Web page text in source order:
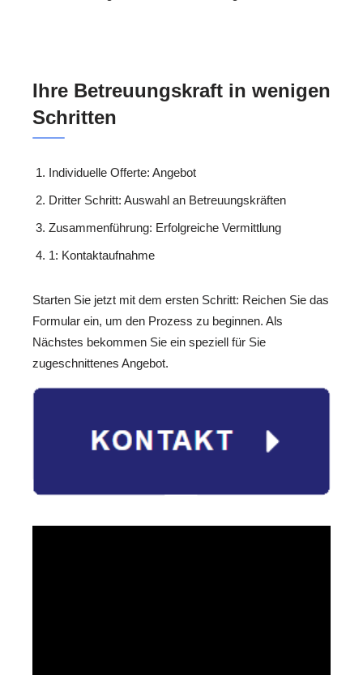
Ihre Betreuungskraft in wenigen
Schritten
Individuelle Offerte: Angebot
Dritter Schritt: Auswahl an Betreuungskräften
Zusammenführung: Erfolgreiche Vermittlung
1: Kontaktaufnahme
Starten Sie jetzt mit dem ersten Schritt: Reichen Sie das
Formular ein, um den Prozess zu beginnen. Als
Nächstes bekommen Sie ein speziell für Sie
zugeschnittenes Angebot.